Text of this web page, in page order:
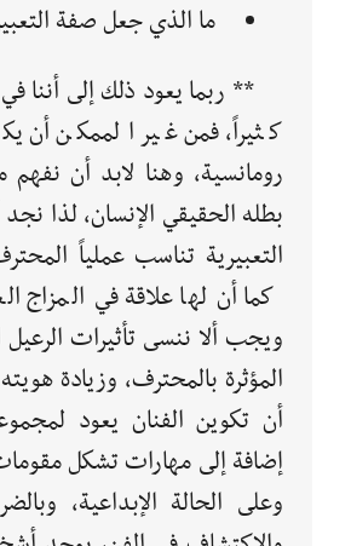
ما الذي جعل صفة
** ربما يعود ذلك إلى أننا
كثيراً، فمن غير الممكن
رومانسية، وهنا لابد أن نفهم
بطله الحقيقي الإنسان، لذا
التعبيرية تناسب عملياً
كما أن لها علاقة في المزاج
ويجب ألا ننسى تأثيرات الرعيل
المؤثرة بالمحترف، وزيادة
أن تكوين الفنان يعود
إضافة إلى مهارات تشكل
وعلى الحالة الإبداعية،